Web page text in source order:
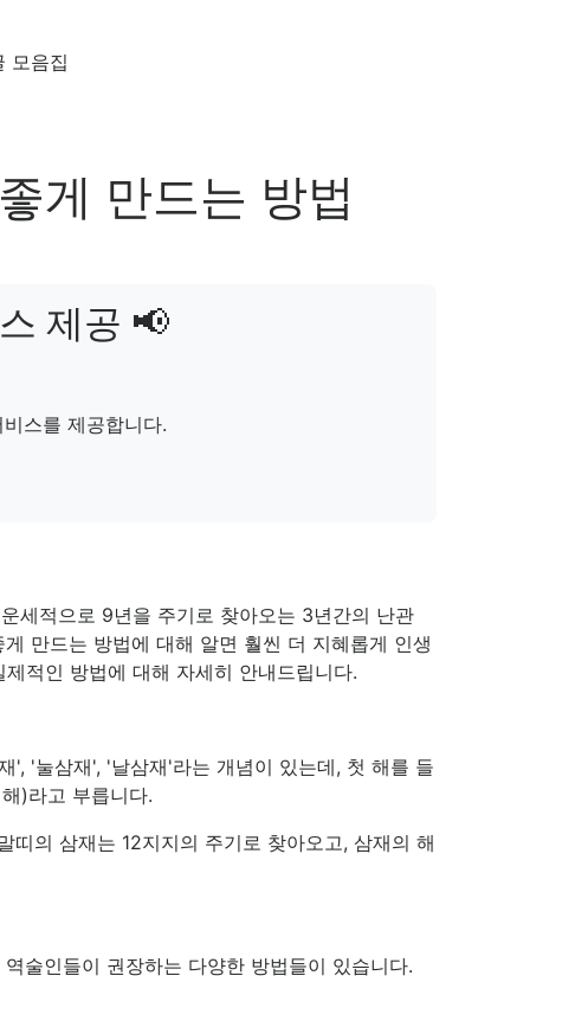
모음집
게 만드는 방법
제공 📢
스를 제공합니다.
세적으로 9년을 주기로 찾아오는 3년간의 난관
만드는 방법에 대해 알면 훨씬 더 지혜롭게 인생
적인 방법에 대해 자세히 안내드립니다.
', '눌삼재', '날삼재'라는 개념이 있는데, 첫 해를 들
)라고 부릅니다.
의 삼재는 12지지의 주기로 찾아오고, 삼재의 해
술인들이 권장하는 다양한 방법들이 있습니다.